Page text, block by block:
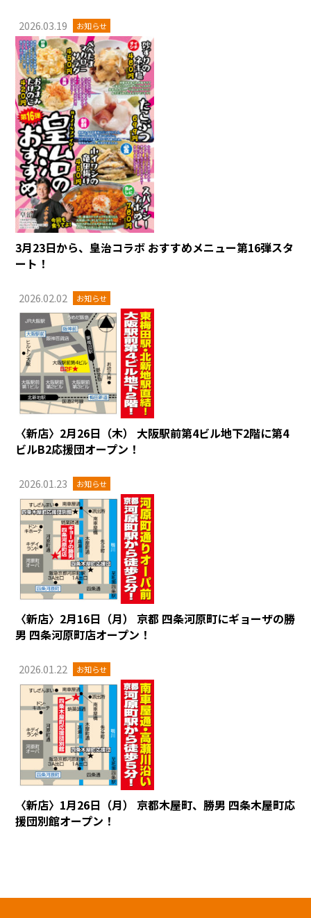
2026.03.19 お知らせ
3月23日から、皇治コラボ おすすめメニュー第16弾スタ
ート！
2026.02.02 お知らせ
〈新店〉2月26日（木） 大阪駅前第4ビル地下2階に第4
ビルB2応援団オープン！
2026.01.23 お知らせ
〈新店〉2月16日（月） 京都 四条河原町にギョーザの勝
男 四条河原町店オープン！
2026.01.22 お知らせ
〈新店〉1月26日（月） 京都木屋町、勝男 四条木屋町応
援団別館オープン！